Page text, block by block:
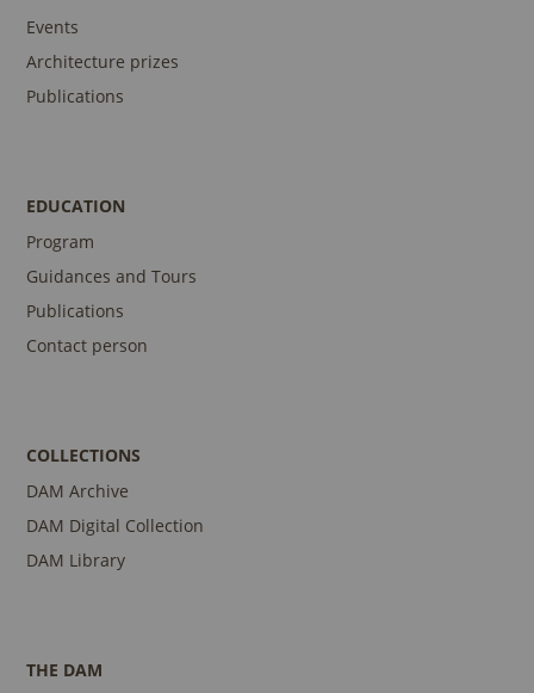
Events
Architecture prizes
Publications
EDUCATION
Program
Guidances and Tours
Publications
Contact person
COLLECTIONS
DAM Archive
DAM Digital Collection
DAM Library
THE DAM